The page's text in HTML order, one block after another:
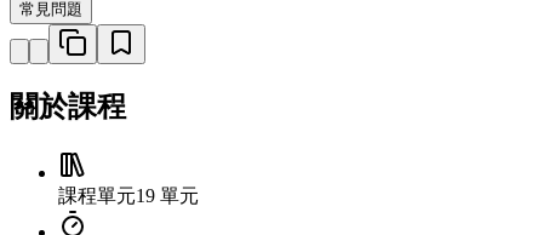
常見問題
關於課程
課程單元19 單元